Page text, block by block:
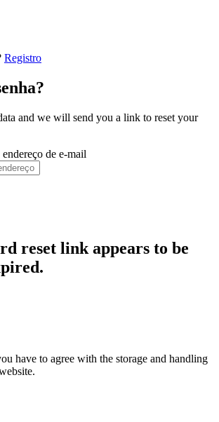
Registro
and we will send you a link to reset your
de e-mail
reset link appears to be
have to agree with the storage and handling